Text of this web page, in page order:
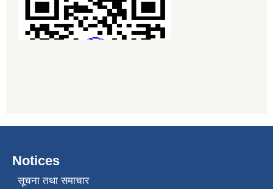
Notices
सूचना तथा समाचार